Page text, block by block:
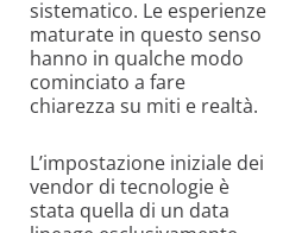
sistematico. Le esperienze
maturate in questo senso
hanno in qualche modo
cominciato a fare
chiarezza su miti e realtà.
L’impostazione iniziale dei
vendor di tecnologie è
stata quella di un data